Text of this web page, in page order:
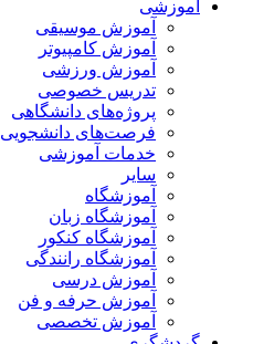
آموزشی
آموزش موسیقی
آموزش کامپیوتر
آموزش ورزشی
تدریس خصوصی
پروژه‌های دانشگاهی
فرصت‌های دانشجویی
خدمات آموزشی
سایر
آموزشگاه
آموزشگاه زبان
آموزشگاه کنکور
آموزشگاه رانندگی
آموزش درسی
آموزش حرفه و فن
آموزش تخصصی